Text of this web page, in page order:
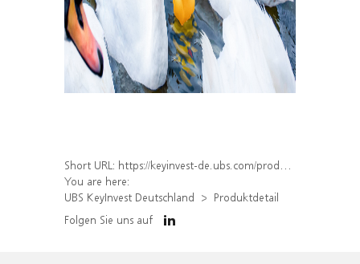
Short URL: https://keyinvest-de.ubs.com/produkt/detail/index/isin/DE000WA4R488
You are here:
UBS KeyInvest Deutschland
Produktdetail
Folgen Sie uns auf